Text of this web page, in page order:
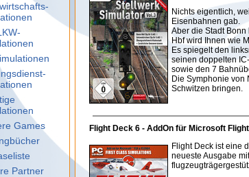
Games
Partner
Nichts eigentlich,
Eisenbahnen gab.
Aber die Stadt
Hbf wird Ihnen wie
Es spiegelt den
seinen doppelten
sowie den 7
Die Symphonie von
Schwitzen bringen.
Flight Deck 6 - AddOn für Microsoft
Flight Deck ist eine
neueste Ausgabe